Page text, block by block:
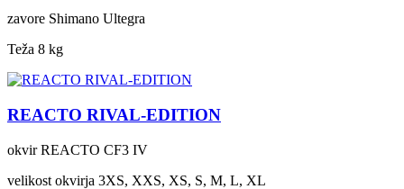
zavore Shimano Ultegra
Teža 8 kg
REACTO RIVAL-EDITION
okvir REACTO CF3 IV
velikost okvirja 3XS, XXS, XS, S, M, L, XL